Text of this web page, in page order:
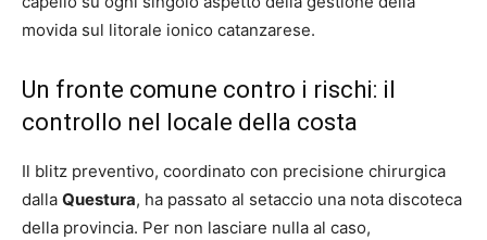
movida sul litorale ionico catanzarese.
Un fronte comune contro i rischi: il
controllo nel locale della costa
Il blitz preventivo, coordinato con precisione chirurgica
dalla Questura, ha passato al setaccio una nota discoteca
della provincia. Per non lasciare nulla al caso,